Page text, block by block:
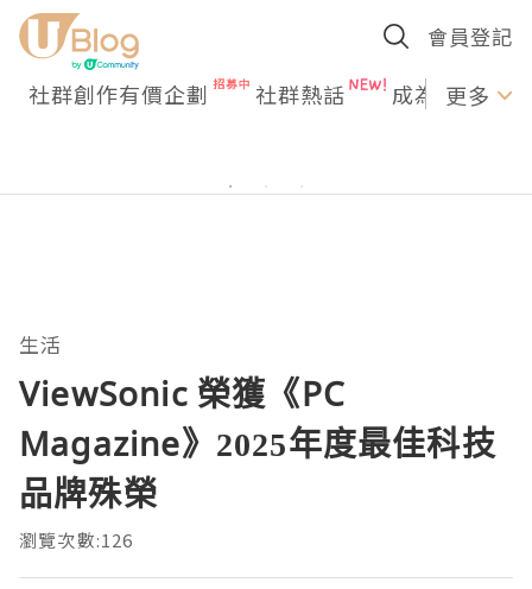
會員登記
社群創作有價企劃 社群熱話 成為U更多
生活
ViewSonic 榮獲《PC
Magazine》2025年度最佳科技
品牌殊榮
瀏覽次數:126